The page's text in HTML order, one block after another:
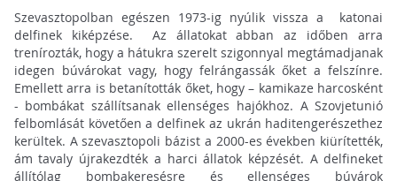
Szevasztopolban egészen 1973-ig nyúlik vissza a katonai
delfinek kiképzése. Az állatokat abban az időben arra
trenírozták, hogy a hátukra szerelt szigonnyal megtámadjanak
idegen búvárokat vagy, hogy felrángassák őket a felszínre.
Emellett arra is betanították őket, hogy – kamikaze harcosként
- bombákat szállítsanak ellenséges hajókhoz. A Szovjetunió
felbomlását követően a delfinek az ukrán haditengerészethez
kerültek. A szevasztopoli bázist a 2000-es években kiürítették,
ám tavaly újrakezdték a harci állatok képzését. A delfineket
állítólag bombakeresésre és ellenséges búvárok